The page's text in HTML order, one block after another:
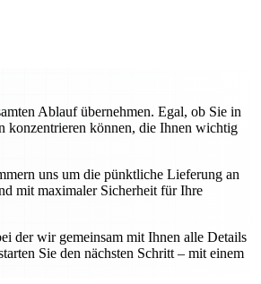
Ablauf übernehmen. Egal, ob Sie in
konzentrieren können, die Ihnen wichtig
uns um die pünktliche Lieferung an
mit maximaler Sicherheit für Ihre
der wir gemeinsam mit Ihnen alle Details
Sie den nächsten Schritt – mit einem